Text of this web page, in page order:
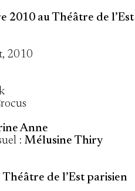
2010 au Théâtre de l’Est
2010
Anne
:Mélusine Thiry
Théâtre de l’Est parisien